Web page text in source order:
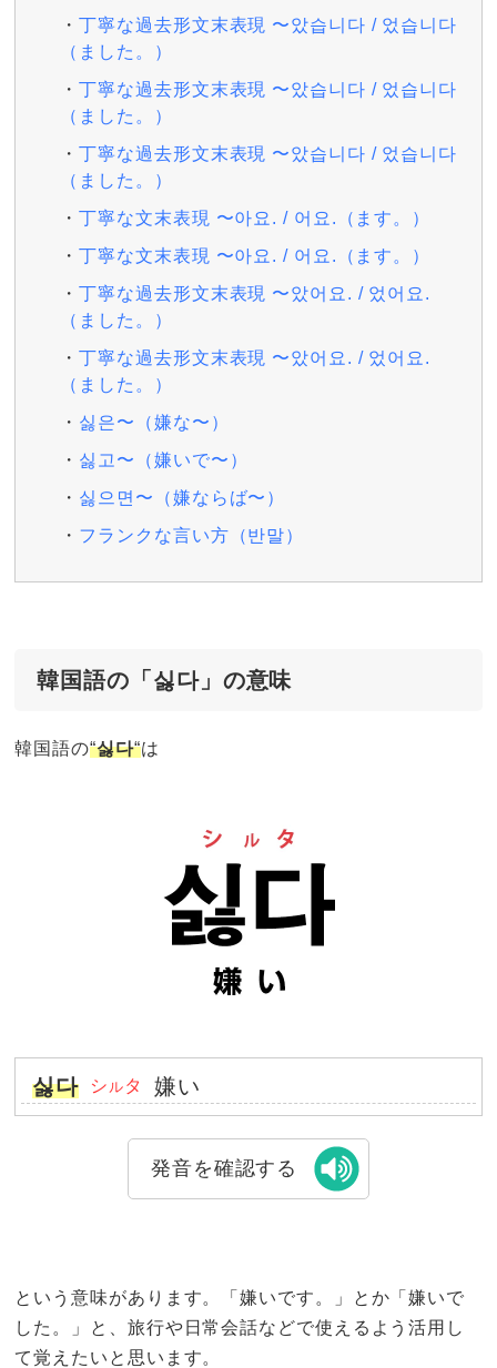
丁寧な過去形文末表現 〜았습니다 / 었습니다
（ました。）
丁寧な過去形文末表現 〜았습니다 / 었습니다
（ました。）
丁寧な過去形文末表現 〜았습니다 / 었습니다
（ました。）
丁寧な文末表現 〜아요. / 어요.（ます。）
丁寧な文末表現 〜아요. / 어요.（ます。）
丁寧な過去形文末表現 〜았어요. / 었어요.
（ました。）
丁寧な過去形文末表現 〜았어요. / 었어요.
（ました。）
싫은〜（嫌な〜）
싫고〜（嫌いで〜）
싫으면〜（嫌ならば〜）
フランクな言い方（반말）
韓国語の「싫다」の意味
韓国語の“싫다“は
싫다 シ ル タ 嫌い
発音を確認する
という意味があります。「嫌いです。」とか「嫌いで
した。」と、旅行や日常会話などで使えるよう活用し
て覚えたいと思います。